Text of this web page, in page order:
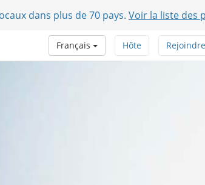
dans plus de 70 pays. Voir la liste des
Rejoindre
Hôte
Français